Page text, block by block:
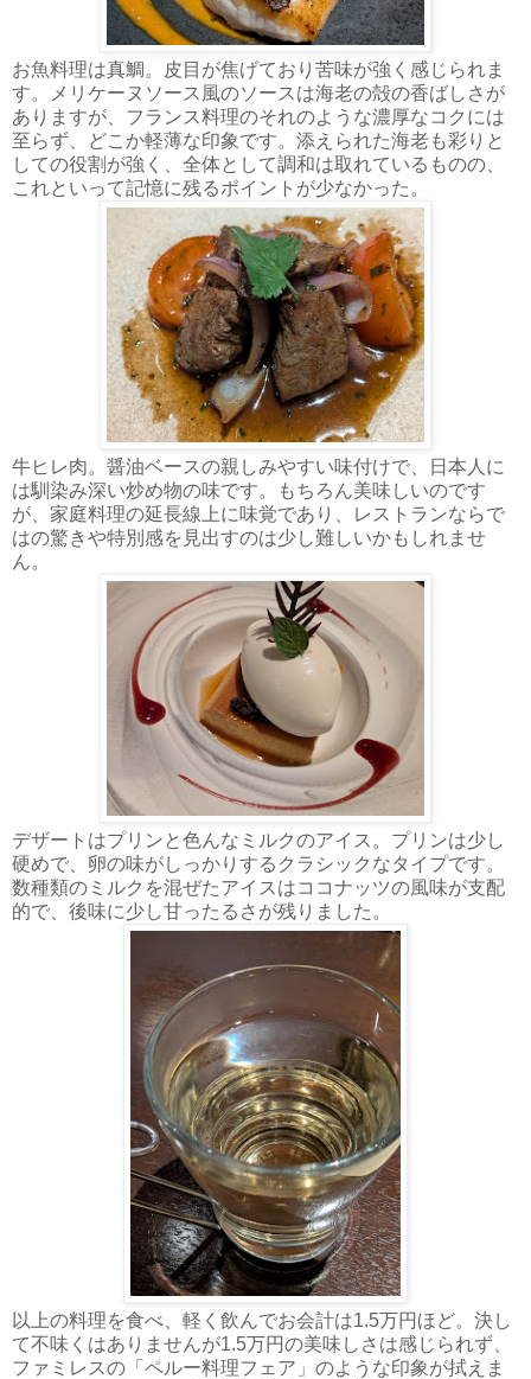
お魚料理は真鯛。皮目が焦げており苦味が強く感じられま
す。メリケーヌソース風のソースは海老の殻の香ばしさが
ありますが、フランス料理のそれのような濃厚なコクには
至らず、どこか軽薄な印象です。添えられた海老も彩りと
しての役割が強く、全体として調和は取れているものの、
これといって記憶に残るポイントが少なかった。
牛ヒレ肉。醤油ベースの親しみやすい味付けで、日本人に
は馴染み深い炒め物の味です。もちろん美味しいのです
が、家庭料理の延長線上に味覚であり、レストランならで
はの驚きや特別感を見出すのは少し難しいかもしれませ
ん。
デザートはプリンと色んなミルクのアイス。プリンは少し
硬めで、卵の味がしっかりするクラシックなタイプです。
数種類のミルクを混ぜたアイスはココナッツの風味が支配
的で、後味に少し甘ったるさが残りました。
以上の料理を食べ、軽く飲んでお会計は1.5万円ほど。決し
て不味くはありませんが1.5万円の美味しさは感じられず、
ファミレスの「ペルー料理フェア」のような印象が拭えま